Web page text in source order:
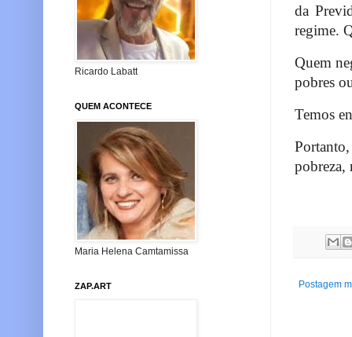
da
regime.
Quem
pobres
Temos
pobreza,
Postagem
Ricardo Labatt
QUEM ACONTECE
Maria Helena Camtamissa
ZAP.ART